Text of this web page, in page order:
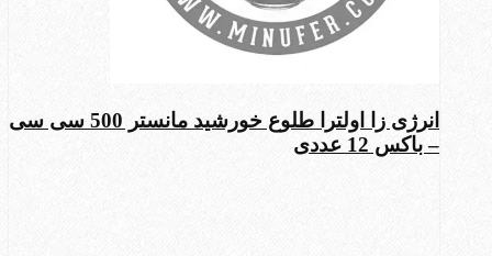
انرژی زا اولترا طلوع خورشید مانستر 500 سی سی
– باکس 12 عددی